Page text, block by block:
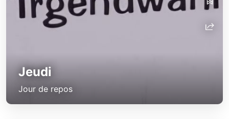
Jeudi
Jour de repos